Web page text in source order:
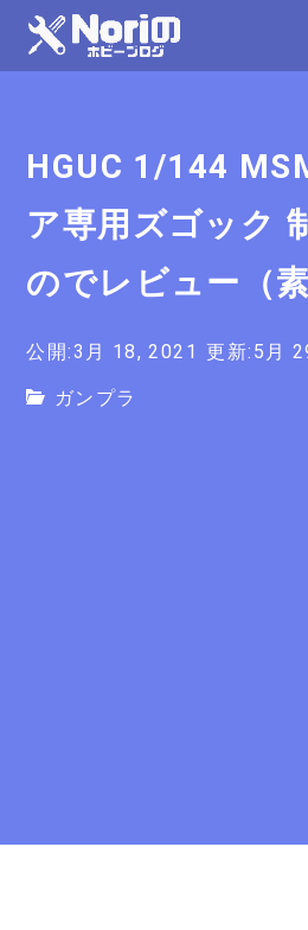
HGUC 1/144
ア専用ズゴック
のでレビュー（素
公開:3月 18, 2021 更新:5月
ガンプラ